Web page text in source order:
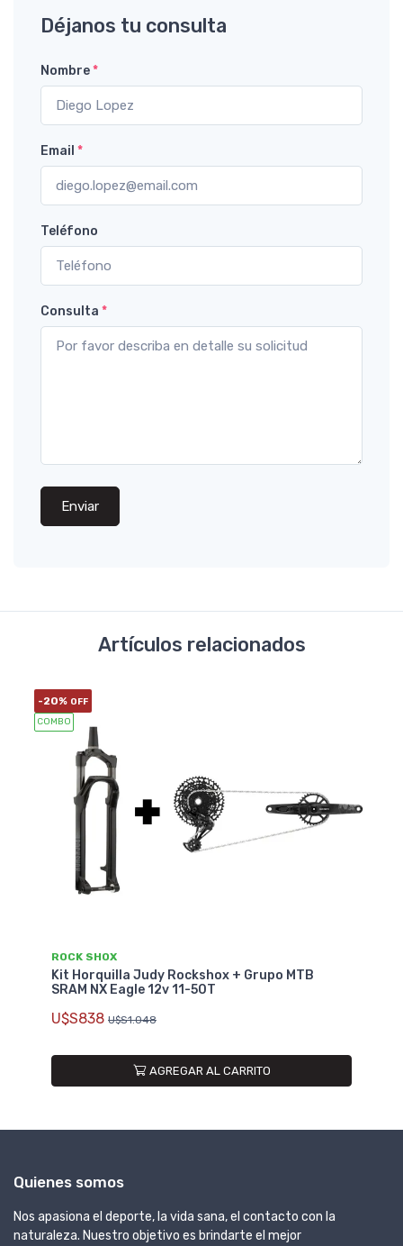
Déjanos tu consulta
Nombre*
Email *
Teléfono
Consulta *
Enviar
Artículos relacionados
-20% OFF
COMBO
ROCK SHOX
Kit Horquilla Judy Rockshox + Grupo MTB
SRAM NX Eagle 12v 11-50T
U$S838 U$S1.048
AGREGAR AL CARRITO
Quienes somos
Nos apasiona el deporte, la vida sana, el contacto con la
naturaleza. Nuestro objetivo es brindarte el mejor